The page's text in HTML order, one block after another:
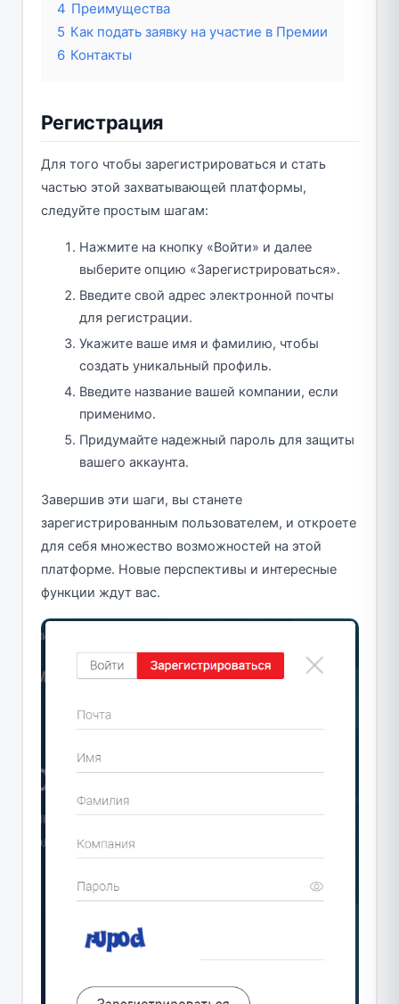
4 Преимущества
5 Как подать заявку на участие в Премии
6 Контакты
Регистрация
Для того чтобы зарегистрироваться и стать
частью этой захватывающей платформы,
следуйте простым шагам:
Нажмите на кнопку «Войти» и далее
выберите опцию «Зарегистрироваться».
Введите свой адрес электронной почты
для регистрации.
Укажите ваше имя и фамилию, чтобы
создать уникальный профиль.
Введите название вашей компании, если
применимо.
Придумайте надежный пароль для защиты
вашего аккаунта.
Завершив эти шаги, вы станете
зарегистрированным пользователем, и откроете
для себя множество возможностей на этой
платформе. Новые перспективы и интересные
функции ждут вас.